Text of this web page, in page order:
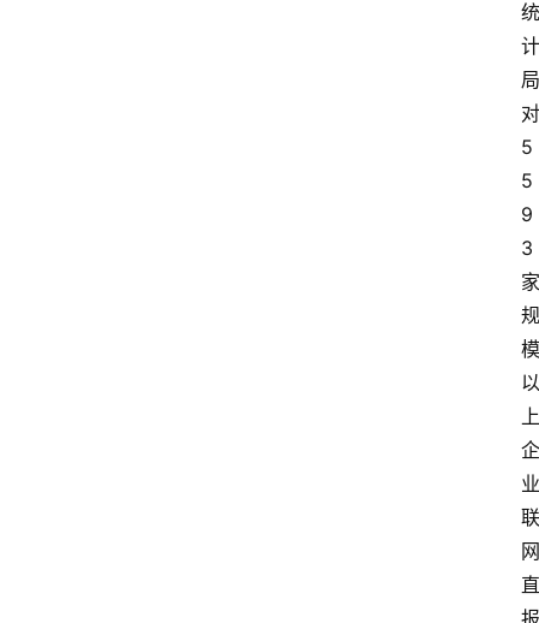
统
计
局
对
5
5
9
3
家
规
模
以
上
企
业
联
网
直
报